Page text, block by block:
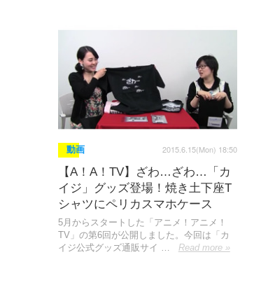
動画 2015.6.15(Mon) 18:50
【A！A！TV】ざわ…ざわ…「カ
イジ」グッズ登場！焼き土下座T
シャツにペリカスマホケース
5月からスタートした「アニメ！アニメ！
TV」の第6回が公開しました。今回は「カ
イジ公式グッズ通販サイ …
Read more »